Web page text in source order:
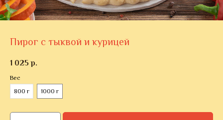
Пирог с тыквой и курицей
1 025 р.
Вес
800 г
1000 г